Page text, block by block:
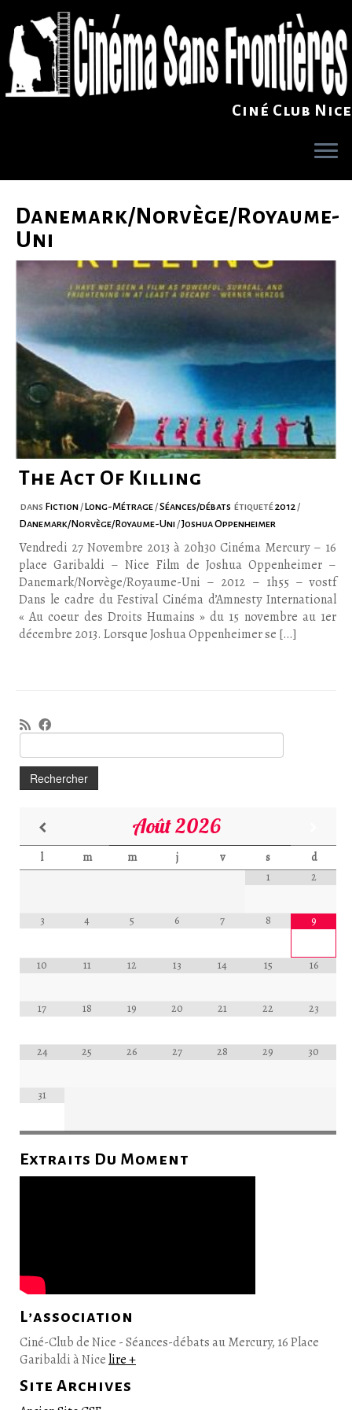
content
Ciné Club Nice
Danemark/Norvège/Royaume-
Uni
The Act Of Killing
dans Fiction/ Long-Métrage/Séances/débats étiqueté2012/
Danemark/Norvège/Royaume-Uni/Joshua Oppenheimer
Vendredi 27 Novembre 2013 à 20h30 Cinéma Mercury – 16
place Garibaldi – Nice Film de Joshua Oppenheimer –
Danemark/Norvège/Royaume-Uni – 2012 – 1h55 – vostf
Dans le cadre du Festival Cinéma d’Amnesty International
« Au coeur des Droits Humains » du 15 novembre au 1er
décembre 2013. Lorsque Joshua Oppenheimer se […]
Août2026
l m m j v s
d
1
2
3 4 5 6 7 8 9
10 11 12 13 14 15 16
17 18 19 20 21 22 23
24 25 26 27 28 29 30
31
Extraits Du Moment
L’association
Ciné-Club de Nice - Séances-débats au Mercury, 16 Place
Garibaldi à Nice lire +
Site Archives